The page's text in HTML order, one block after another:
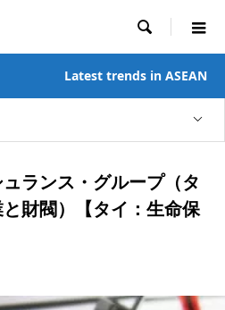

Latest trends in ASEAN
ランス・グループ（タ
財閥）【タイ：生命保